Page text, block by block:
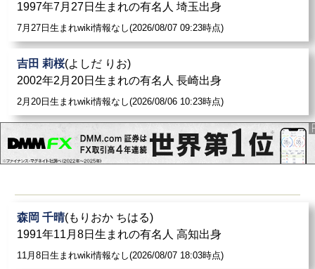
1997年7月27日生まれの有名人 埼玉出身
7月27日生まれwiki情報なし(2026/08/07 09:23時点)
吉田 莉桜(よしだ りお)
2002年2月20日生まれの有名人 長崎出身
2月20日生まれwiki情報なし(2026/08/06 10:23時点)
森岡 千晴(もりおか ちはる)
1991年11月8日生まれの有名人 高知出身
11月8日生まれwiki情報なし(2026/08/07 18:03時点)